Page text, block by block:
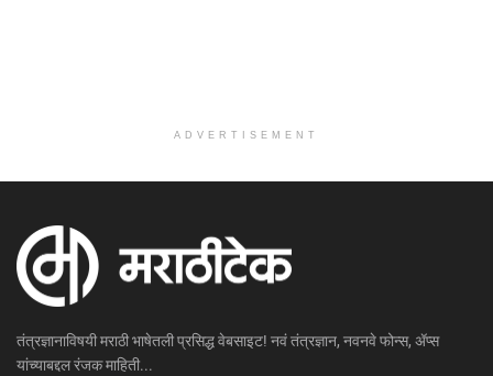
ADVERTISEMENT
तंत्रज्ञानाविषयी मराठी भाषेतली प्रसिद्ध वेबसाइट! नवं तंत्रज्ञान, नवनवे फोन्स, ॲप्स
यांच्याबद्दल रंजक माहिती...